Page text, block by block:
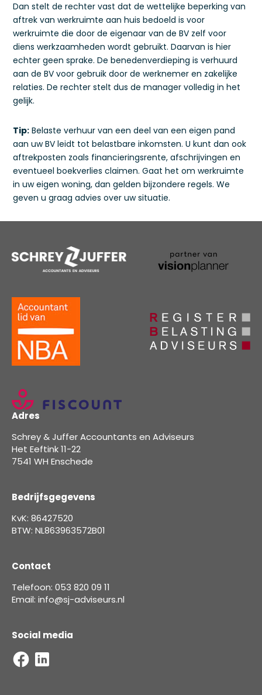
Dan stelt de rechter vast dat de wettelijke beperking van
aftrek van werkruimte aan huis bedoeld is voor
werkruimte die door de eigenaar van de BV zelf voor
diens werkzaamheden wordt gebruikt. Daarvan is hier
echter geen sprake. De benedenverdieping is verhuurd
aan de BV voor gebruik door de werknemer en zakelijke
relaties. De rechter stelt dus de manager volledig in het
gelijk.
Tip: Belaste verhuur van een deel van een eigen pand
aan uw BV leidt tot belastbare inkomsten. U kunt dan ook
aftrekposten zoals financieringsrente, afschrijvingen en
eventueel boekverlies claimen. Gaat het om werkruimte
in uw eigen woning, dan gelden bijzondere regels. We
geven u graag advies over uw situatie.
Adres
Schrey & Juffer Accountants en Adviseurs
Het Eeftink 11-22
7541 WH Enschede
Bedrijfsgegevens
KvK: 86427520
BTW: NL863963572B01
Contact
Telefoon: 053 820 09 11
Email: info@sj-adviseurs.nl
Social media